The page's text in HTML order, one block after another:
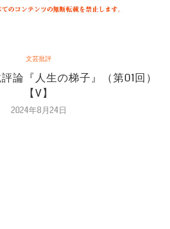
文芸批評
論『人生の梯子』（第01回）
【V】
2024年8月24日